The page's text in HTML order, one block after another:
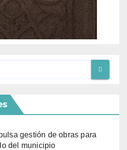
gestión de obras para
del municipio